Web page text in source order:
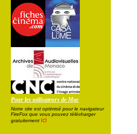
Pour les utilisateurs de Mac
Notre site est optimisé pour le navigateur
FireFox que vous pouvez télécharger
gratuitement ici